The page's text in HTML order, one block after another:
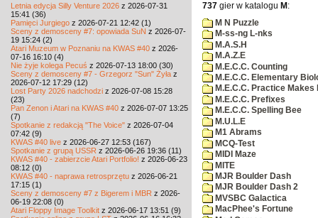
Letnia edycja Silly Venture 2026 z 2026-07-31
15:41 (36)
Pamięci Jurgiego z 2026-07-21 12:42 (1)
Sceny z demosceny #7: opowiada SuN z 2026-07-
19 15:24 (2)
Atari Muzeum w Poznaniu na KWAS #40 z 2026-
07-16 16:10 (4)
Nie żyje kolega Pecuś z 2026-07-13 18:00 (30)
Sceny z demosceny #7 - Grzegorz "Sun" Żyła z
2026-07-12 17:29 (12)
Lost Party 2026 nadchodzi z 2026-07-08 15:28
(23)
Pan Zenon i Atari na KWAS #40 z 2026-07-07 13:25
(7)
Spotkanie z redakcją "The Voice" z 2026-07-04
07:42 (9)
KWAS #40 live z 2026-06-27 12:53 (167)
Spotkanie z grupą USSR z 2026-06-26 19:36 (11)
KWAS #40 - zabierzcie Atari Portfolio! z 2026-06-23
08:12 (0)
KWAS #40 - naprawa retrosprzętu z 2026-06-21
17:15 (1)
Sceny z demosceny #7 z Bigerem i MBR z 2026-
06-19 22:08 (0)
Atari Floppy Image Toolkit z 2026-06-17 13:51 (9)
737 gier w katalogu M :
M N Puzzle
M-ss-ng L-nks
M.A.S.H
M.A.Z.E
M.E.C.C. Counting
M.E.C.C. Elementary
M.E.C.C. Practice Makes
M.E.C.C. Prefixes
M.E.C.C. Spelling Bee
M.U.L.E
M1 Abrams
MCQ-Test
MIDI Maze
MITE
MJR Boulder Dash
MJR Boulder Dash 2
MVSBC Galactica
MacPhee's Fortune